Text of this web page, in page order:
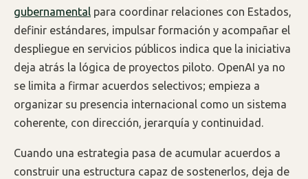
gubernamental para coordinar relaciones con Estados,
definir estándares, impulsar formación y acompañar el
despliegue en servicios públicos indica que la iniciativa
deja atrás la lógica de proyectos piloto. OpenAI ya no
se limita a firmar acuerdos selectivos; empieza a
organizar su presencia internacional como un sistema
coherente, con dirección, jerarquía y continuidad.
Cuando una estrategia pasa de acumular acuerdos a
construir una estructura capaz de sostenerlos, deja de